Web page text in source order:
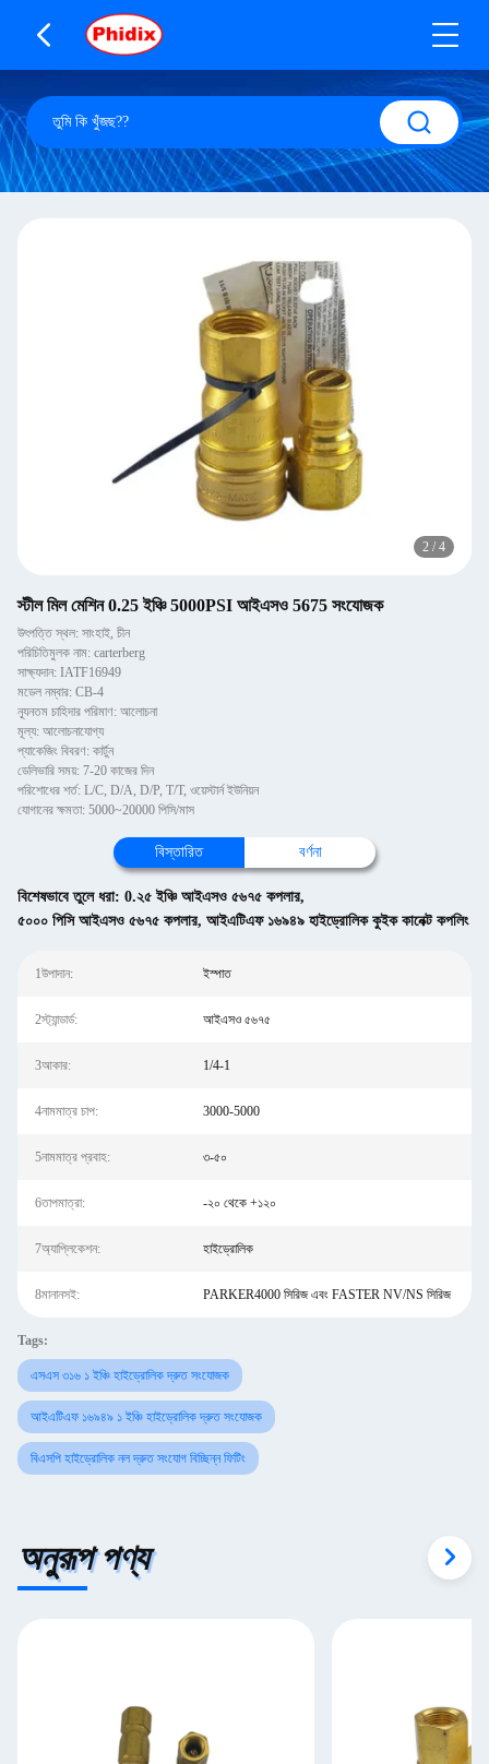
2 / 4
স্টীল মিল মেশিন 0.25 ইঞ্চি 5000PSI আইএসও 5675 সংযোজক
উৎপত্তি স্থল: সাংহাই, চীন
পরিচিতিমুলক নাম: carterberg
সাক্ষ্যদান: IATF16949
মডেল নম্বার: CB-4
ন্যূনতম চাহিদার পরিমাণ: আলোচনা
মূল্য: আলোচনাযোগ্য
প্যাকেজিং বিবরণ: কার্টুন
ডেলিভারি সময়: 7-20 কাজের দিন
পরিশোধের শর্ত: L/C, D/A, D/P, T/T, ওয়েস্টার্ন ইউনিয়ন
যোগানের ক্ষমতা: 5000~20000 পিসি/মাস
বিস্তারিত বর্ণনা
বিশেষভাবে তুলে ধরা: 0.২৫ ইঞ্চি আইএসও ৫৬৭৫ কপলার,
৫০০০ পিসি আইএসও ৫৬৭৫ কপলার, আইএটিএফ ১৬৯৪৯ হাইড্রোলিক কুইক কানেক্ট কপলিং
1উপাদান: ইস্পাত
2স্ট্যান্ডার্ড: আইএসও ৫৬৭৫
3আকার: 1/4-1
4নামমাত্র চাপ: 3000-5000
5নামমাত্র প্রবাহ: ৩-৫০
6তাপমাত্রা: -২০ থেকে +১২০
7অ্যাপ্লিকেশন: হাইড্রোলিক
8মানানসই: PARKER4000 সিরিজ এবং FASTER NV/NS সিরিজ
Tags:
এসএস ৩১৬ ১ ইঞ্চি হাইড্রোলিক দ্রুত সংযোজক
আইএটিএফ ১৬৯৪৯ ১ ইঞ্চি হাইড্রোলিক দ্রুত সংযোজক
বিএসপি হাইড্রোলিক নল দ্রুত সংযোগ বিচ্ছিন্ন ফিটিং
অনুরূপ পণ্য